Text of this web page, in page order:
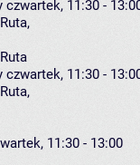
czwartek, 11:30 -
,
czwartek, 11:30 -
,
11:30 - 13:00